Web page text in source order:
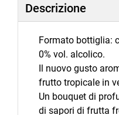
Descrizione
Formato bottiglia:
0% vol. alcolico.
Il nuovo gusto
frutto tropicale in
Un bouquet di
di sapori di frutta